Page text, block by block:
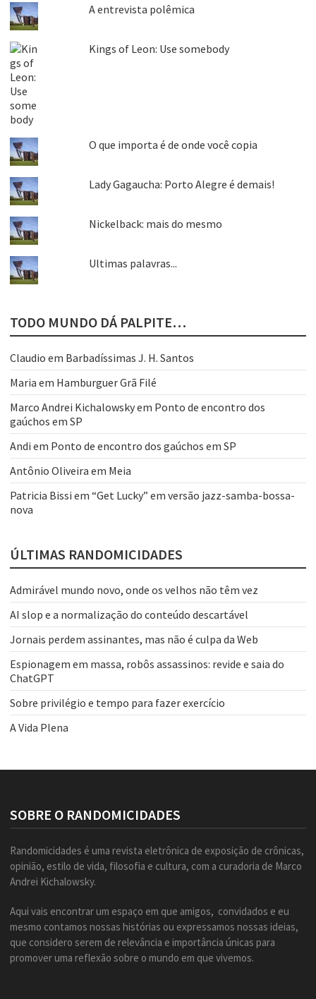
A entrevista polêmica
Kings of Leon: Use somebody
O que importa é de onde você copia
Lady Gagaucha: Porto Alegre é demais!
Nickelback: mais do mesmo
Ultimas palavras...
TODO MUNDO DÁ PALPITE…
Claudio em Barbadíssimas J. H. Santos
Maria em Hamburguer Grã Filé
Marco Andrei Kichalowskyem Ponto de encontro dos
gaúchos em SP
Andi em Ponto de encontro dos gaúchos em SP
Antônio Oliveira em Meia
Patricia Bissi em “Get Lucky” em versão jazz-samba-bossa-
nova
ÚLTIMAS RANDOMICIDADES
Admirável mundo novo, onde os velhos não têm vez
AI slop e a normalização do conteúdo descartável
Jornais perdem assinantes, mas não é culpa da Web
Espionagem em massa, robôs assassinos: revide e saia do
ChatGPT
Sobre privilégio e tempo para fazer exercício
A Vida Plena
SOBRE O RANDOMICIDADES
Randomicidades é uma revista eletrônica de exposição de crônicas,
opinião, estilo de vida, filosofia e cultura, com a curadoria de Marco
Andrei Kichalowsky.
Aqui vais encontrar um espaço em que amigos, convidados e eu
mesmo contamos nossas histórias ou expressamos nossas ideias,
que considero serem de relevância e importância únicas para
promover uma reflexão sobre o mundo em que vivemos.